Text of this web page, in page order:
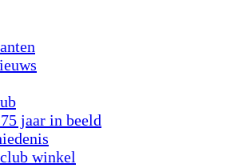
jaar in beeld
winkel